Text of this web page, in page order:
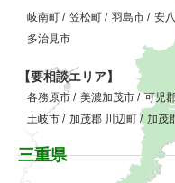
岐南町 / 笠松町 / 羽島市 / 安
多治見市
【要相談エリア】
各務原市 / 美濃加茂市 / 可児
土岐市 / 加茂郡 川辺町/ 加茂
三重県